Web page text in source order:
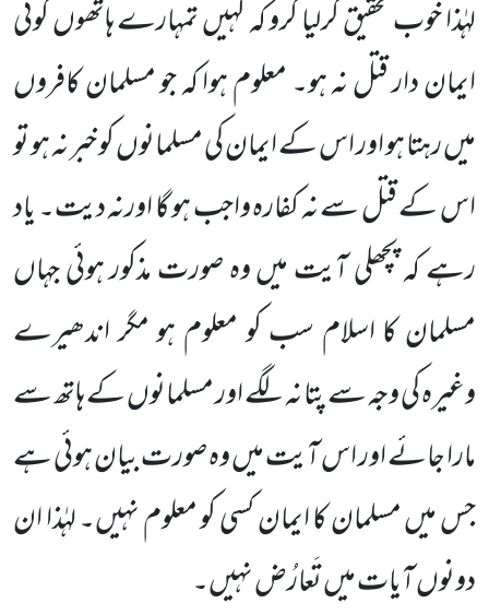
لہٰذا خوب تحقیق کرلیا کرو کہ کہیں تمہارے ہاتھوں کوئی
ایمان دار قتل نہ ہو۔ معلوم ہوا کہ جو مسلمان کافروں
میں رہتا ہو اور اس کے ایمان کی مسلمانوں کو خبر نہ ہو تو
اس کے قتل سے نہ کفارہ واجب ہو گا اورنہ دیت۔ یاد
رہے کہ پچھلی آیت میں وہ صورت مذکور ہوئی جہاں
مسلمان کا اسلام سب کو معلوم ہو مگر اندھیرے
وغیرہ کی وجہ سے پتا نہ لگے اور مسلمانوں کے ہاتھ سے
مارا جائے اور اس آیت میں وہ صورت بیان ہوئی ہے
جس میں مسلمان کا ایمان کسی کو معلوم نہیں۔ لہٰذا ان
دونوں آیات میں تَعارُض نہیں۔